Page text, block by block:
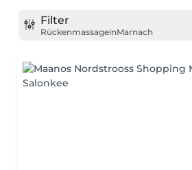
Filter
RückenmassageinMarnach